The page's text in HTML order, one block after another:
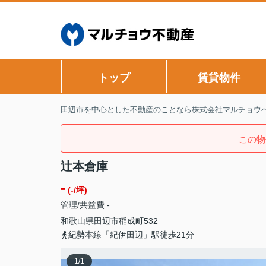
トップ 賃貸物件
田辺市を中心とした不動産のことなら株式会社マルチョウ
この
辻本倉庫
- (-/坪)
管理/共益費 -
和歌山県田辺市稲成町532
紀勢本線「紀伊田辺」駅徒歩21分
1/1